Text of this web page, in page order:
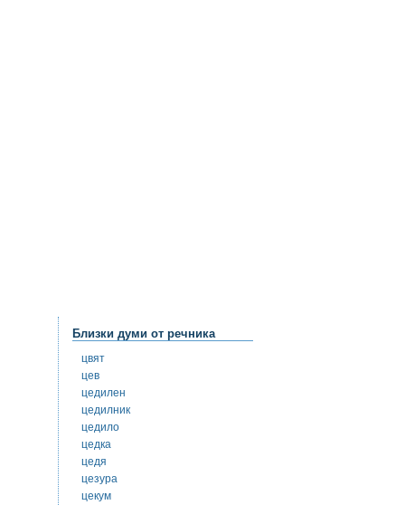
Близки думи от речника
цвят
цев
цедилен
цедилник
цедило
цедка
цедя
цезура
цекум